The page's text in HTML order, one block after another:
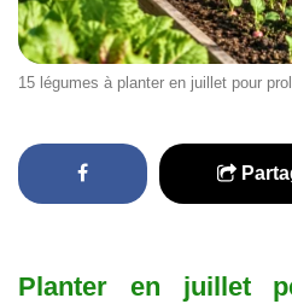
15 légumes à planter en juillet pour
Planter en juillet